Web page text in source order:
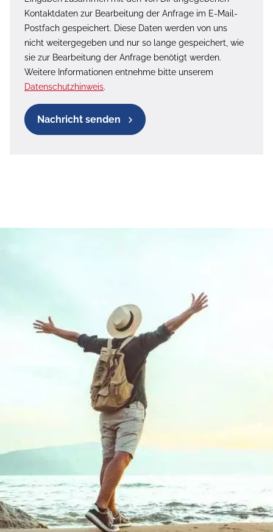
Kontaktdaten zur Bearbeitung der Anfrage im E-Mail-
Postfach gespeichert. Diese Daten werden von uns
nicht weitergegeben und nur so lange gespeichert, wie
sie zur Bearbeitung der Anfrage benötigt werden.
Weitere Informationen entnehme bitte unserem
Datenschutzhinweis.
Nachricht senden